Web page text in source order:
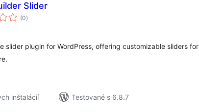
Slider
(0celkové
hodnotenie
)
slider plugin for WordPress, offering customizable sliders for
inštalácií
Testované s 6.8.7